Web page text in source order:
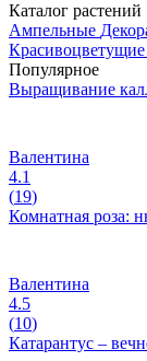
Каталог растений
Ампельные
Красивоцветущие
Популярное
Выращивание
Валентина
4.1
(19)
Комнатная роза:
Валентина
4.5
(10)
Катарантус –